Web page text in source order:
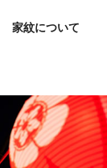
家紋について